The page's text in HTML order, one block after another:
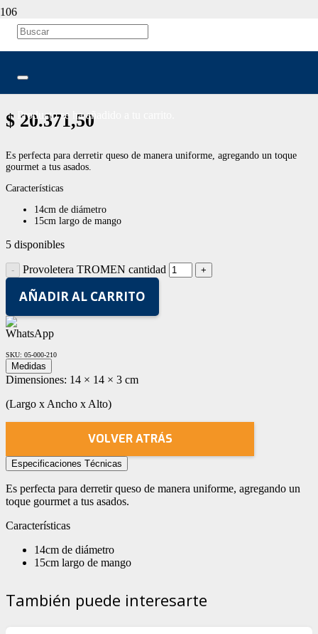
Productose ha añadido a tu carrito.
Provoletera TROMEN
$ 20.371,50
Es perfecta para derretir queso de manera uniforme, agregando un toque
gourmet a tus asados.
Características
14cm de diámetro
15cm largo de mango
5 disponibles
Provoletera TROMEN cantidad
AÑADIR AL CARRITO
SKU: 05-000-210
Medidas
Dimensiones: 14 × 14 × 3 cm
(Largo x Ancho x Alto)
VOLVER ATRÁS
Especificaciones Técnicas
Es perfecta para derretir queso de manera uniforme, agregando un
toque gourmet a tus asados.
Características
14cm de diámetro
15cm largo de mango
También puede interesarte